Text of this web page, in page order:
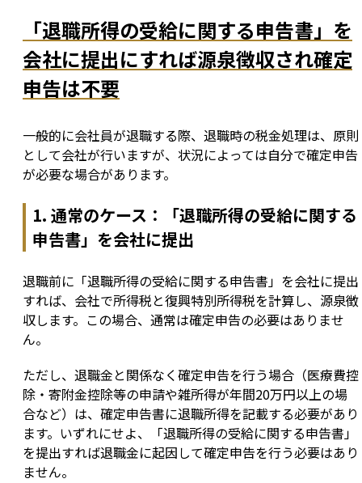
「退職所得の受給に関する申告書」を
会社に提出にすれば源泉徴収され確定
申告は不要
一般的に会社員が退職する際、退職時の税金処理は、原則
として会社が行いますが、状況によっては自分で確定申告
が必要な場合があります。
1. 通常のケース：「退職所得の受給に関する
申告書」を会社に提出
退職前に「退職所得の受給に関する申告書」を会社に提出
すれば、会社で所得税と復興特別所得税を計算し、源泉徴
収します。この場合、通常は確定申告の必要はありませ
ん。
ただし、退職金と関係なく確定申告を行う場合（医療費控
除・寄附金控除等の申請や雑所得が年間20万円以上の場
合など）は、確定申告書に退職所得を記載する必要があり
ます。いずれにせよ、「退職所得の受給に関する申告書」
を提出すれば退職金に起因して確定申告を行う必要はあり
ません。